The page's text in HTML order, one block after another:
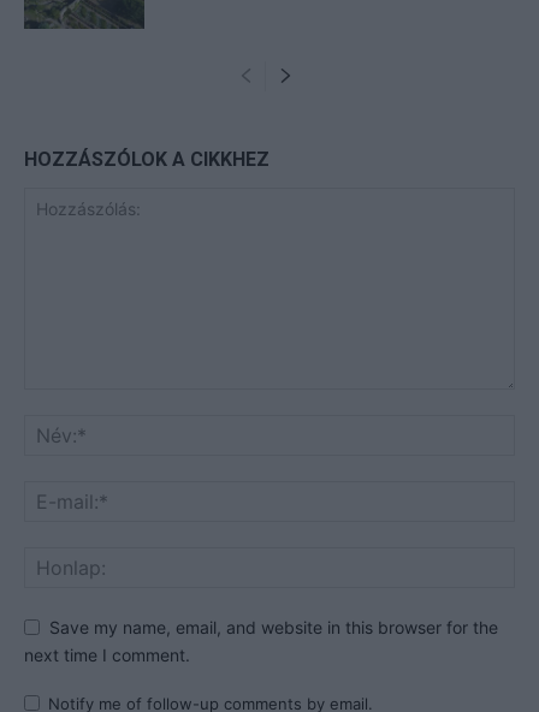
HOZZÁSZÓLOK A CIKKHEZ
Save my name, email, and website in this browser for the
next time I comment.
Notify me of follow-up comments by email.